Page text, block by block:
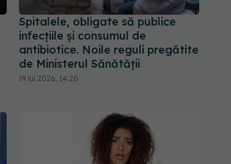
Spitalele, obligate să publice
infecțiile și consumul de
antibiotice. Noile reguli pregătite
de Ministerul Sănătății
19 iul 2026, 14:20